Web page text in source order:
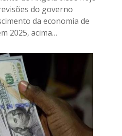
do governo
da economia de
2025, acima…